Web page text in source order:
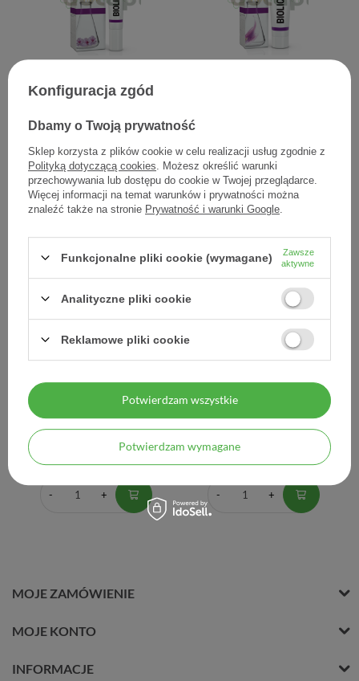
ujędrniająco-wygładzający
27,23 zł
1,82 zł / szt.
27,70 zł
0,55 zł / szt.
Bioliq 45+, krem
ujędrniająco-wygładzający
na noc, 50 ml
29,67 zł
0,59 zł / szt.
Zestaw Bioliq 45+, krem na
dzień, 50 ml + krem na noc,
50 ml + krem do okolic
54,25 zł
54,25 zł / szt.
MOJE ZAMÓWIENIE
MOJE KONTO
INFORMACJE
Konfiguracja zgód
Dbamy o Twoją prywatność
Sklep korzysta z plików cookie w celu realizacji usług zgodnie z
Polityką dotyczącą cookies . Możesz określić warunki
przechowywania lub dostępu do cookie w Twojej przeglądarce.
Więcej informacji na temat warunków i prywatności można
znaleźć także na stronie Prywatność i warunki Google
Funkcjonalne pliki cookie (wymagane)
Zawsze
aktywne
Analityczne pliki cookie
Reklamowe pliki cookie
Potwierdzam wymagane
Potwierdzam wszystkie